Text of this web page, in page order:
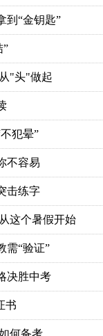
到“金钥匙”
”
"头"做起
犯晕”
不容易
击练字
这个暑假开始
需“验证”
决胜中考
书
何备考